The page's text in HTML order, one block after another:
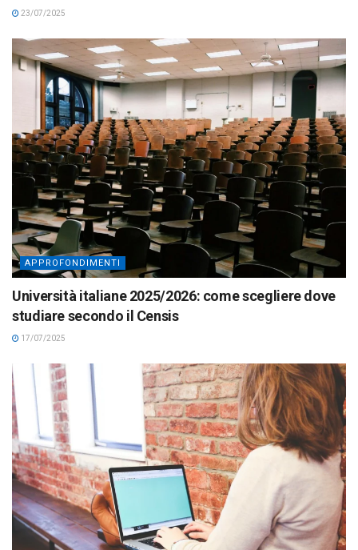
23/07/2025
APPROFONDIMENTI
Università italiane 2025/2026: come scegliere dove
studiare secondo il Censis
17/07/2025